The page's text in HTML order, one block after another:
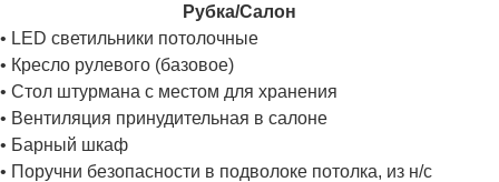
Рубка/Салон
• LED светильники потолочные
• Кресло рулевого (базовое)
• Стол штурмана с местом для хранения
• Вентиляция принудительная в салоне
• Барный шкаф
• Поручни безопасности в подволоке потолка, из н/с